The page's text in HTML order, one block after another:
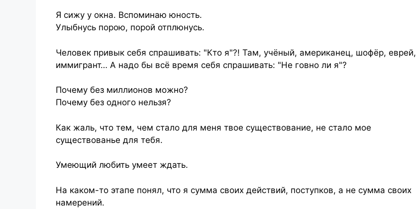
Я сижу у окна. Вспоминаю юность.
Улыбнусь порою, порой отплюнусь.
Человек привык себя спрашивать: "Кто я"?! Там, учёный, американец, шофёр, еврей,
иммигрант… А надо бы всё время себя спрашивать: "Не говно ли я"?
Почему без миллионов можно?
Почему без одного нельзя?
Как жаль, что тем, чем стало для меня твое существование, не стало мое
существованье для тебя.
Умеющий любить умеет ждать.
На каком-то этапе понял, что я сумма своих действий, поступков, а не сумма своих
намерений.